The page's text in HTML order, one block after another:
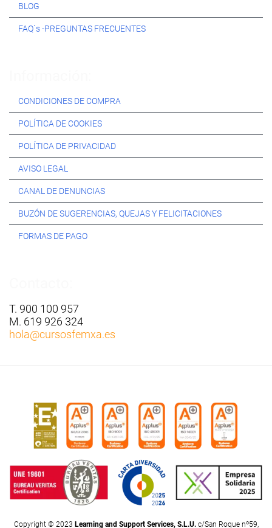
BLOG
FAQ´s -PREGUNTAS FRECUENTES
CONDICIONES DE COMPRA
POLÍTICA DE COOKIES
POLÍTICA DE PRIVACIDAD
AVISO LEGAL
CANAL DE DENUNCIAS
BUZÓN DE SUGERENCIAS, QUEJAS Y FELICITACIONES
FORMAS DE PAGO
T. 900 100 957
M. 619 926 324
hola@cursosfemxa.es
Copyright © 2023 Learning and Support Services, S.L.U.c/San Roque nº59,